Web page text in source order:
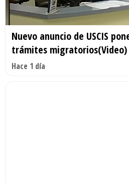
Nuevo anuncio de USCIS
trámites migratorios(Video)
Hace 1 día